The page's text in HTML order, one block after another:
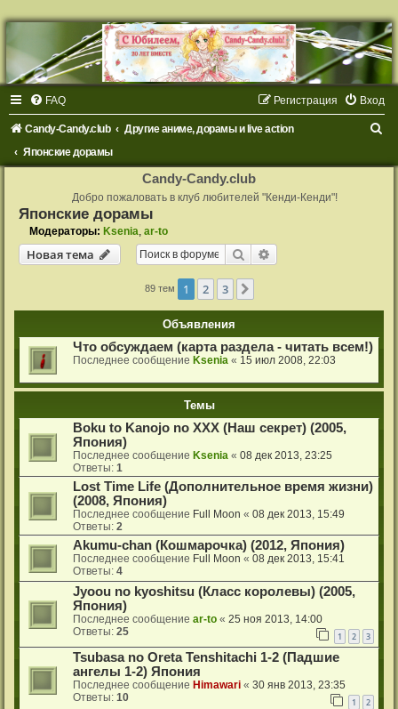
FAQ Вход
Регистрация
Candy-Candy.club
Другие аниме, дорамы и live action
Японские дорамы
Candy-Candy.club
Добро пожаловать в клуб любителей "Кенди-Кенди"!
Японские дорамы
Модераторы: Ksenia, ar-to
Новая тема Поиск
89 тем 1 2 3
Объявления
Что обсуждаем (карта раздела - читать всем!)
Последнее сообщение Ksenia « 15 июл 2008, 22:03
Темы
Boku to Kanojo no XXX (Наш секрет) (2005,
Япония)
Последнее сообщение Ksenia « 08 дек 2013, 23:25
Ответы: 1
Lost Time Life (Дополнительное время жизни)
(2008, Япония)
Последнее сообщение Full Moon « 08 дек 2013, 15:49
Ответы: 2
Akumu-chan (Кошмарочка) (2012, Япония)
Последнее сообщение Full Moon « 08 дек 2013, 15:41
Ответы: 4
Jyoou no kyoshitsu (Класс королевы) (2005,
Япония)
Последнее сообщение ar-to « 25 ноя 2013, 14:00
Ответы: 25 1 2 3
Tsubasa no Oreta Tenshitachi 1-2 (Падшие
ангелы 1-2) Япония
Последнее сообщение Himawari « 30 янв 2013, 23:35
Ответы: 10 1 2